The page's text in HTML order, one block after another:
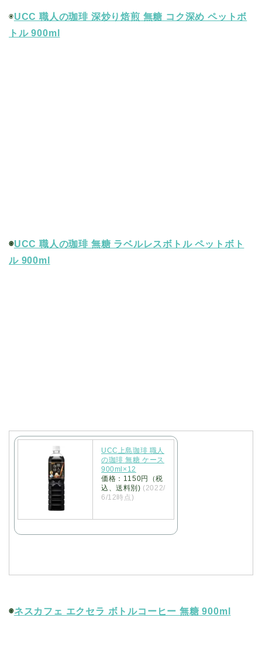
◉UCC 職人の珈琲 深炒り焙煎 無糖 コク深め ペットボ
トル 900ml
◉UCC 職人の珈琲 無糖 ラベルレスボトル ペットボト
ル 900ml
UCC上島珈琲 職人
の珈琲 無糖 ケース
900ml×12
価格：1150円（税
込、送料別) (2022/
6/12時点)
◉ネスカフェ エクセラ ボトルコーヒー 無糖 900ml